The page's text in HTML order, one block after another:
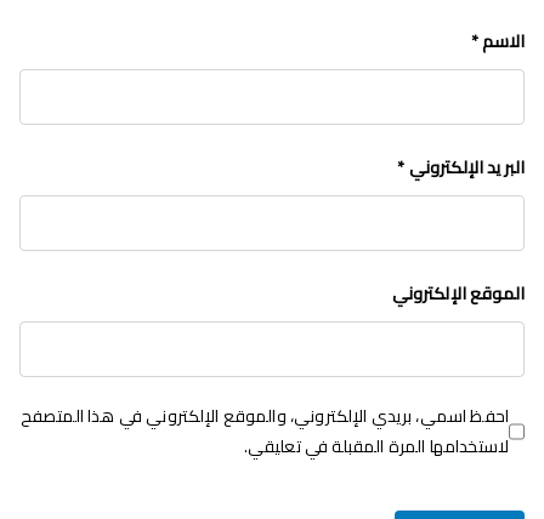
الاسم*
البريد الإلكتروني*
الموقع الإلكتروني
احفظ اسمي، بريدي الإلكتروني، والموقع الإلكتروني في هذا المتصفح
لاستخدامها المرة المقبلة في تعليقي.